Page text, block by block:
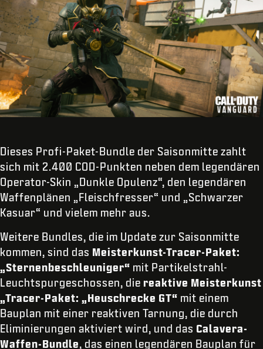
Dieses Profi-Paket-Bundle der Saisonmitte zahlt
sich mit 2.400 COD-Punkten neben dem legendären
Operator-Skin „Dunkle Opulenz“, den legendären
Waffenplänen „Fleischfresser“ und „Schwarzer
Kasuar“ und vielem mehr aus.
Weitere Bundles, die im Update zur Saisonmitte
kommen, sind das Meisterkunst-Tracer-Paket:
„Sternenbeschleuniger“ mit Partikelstrahl-
Leuchtspurgeschossen, die reaktive Meisterkunst
„Tracer-Paket: „Heuschrecke GT“ mit einem
Bauplan mit einer reaktiven Tarnung, die durch
Eliminierungen aktiviert wird, und das Calavera-
Waffen-Bundle, das einen legendären Bauplan für